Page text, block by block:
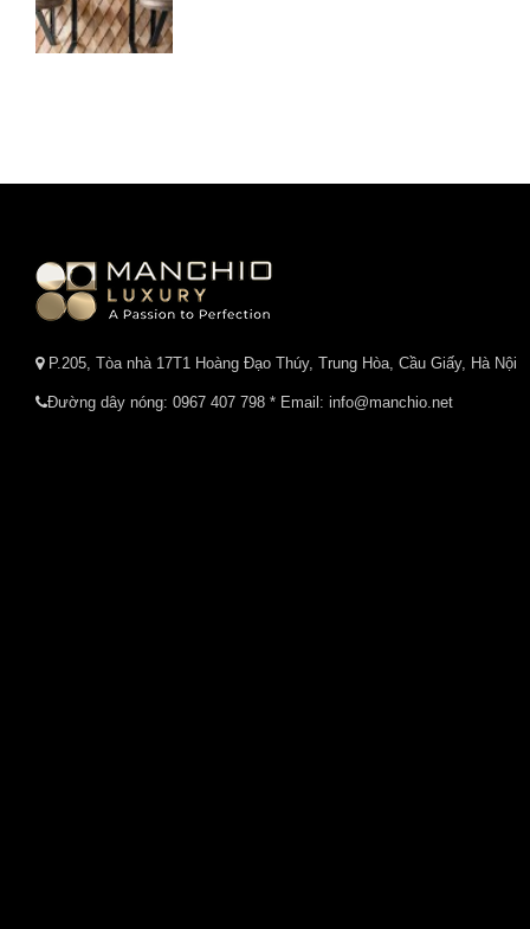
P.205, Tòa nhà 17T1 Hoàng Đạo Thúy, Trung Hòa, Cầu Giấy, Hà Nội
Đường dây nóng: 0967 407 798 * Email: info@manchio.net